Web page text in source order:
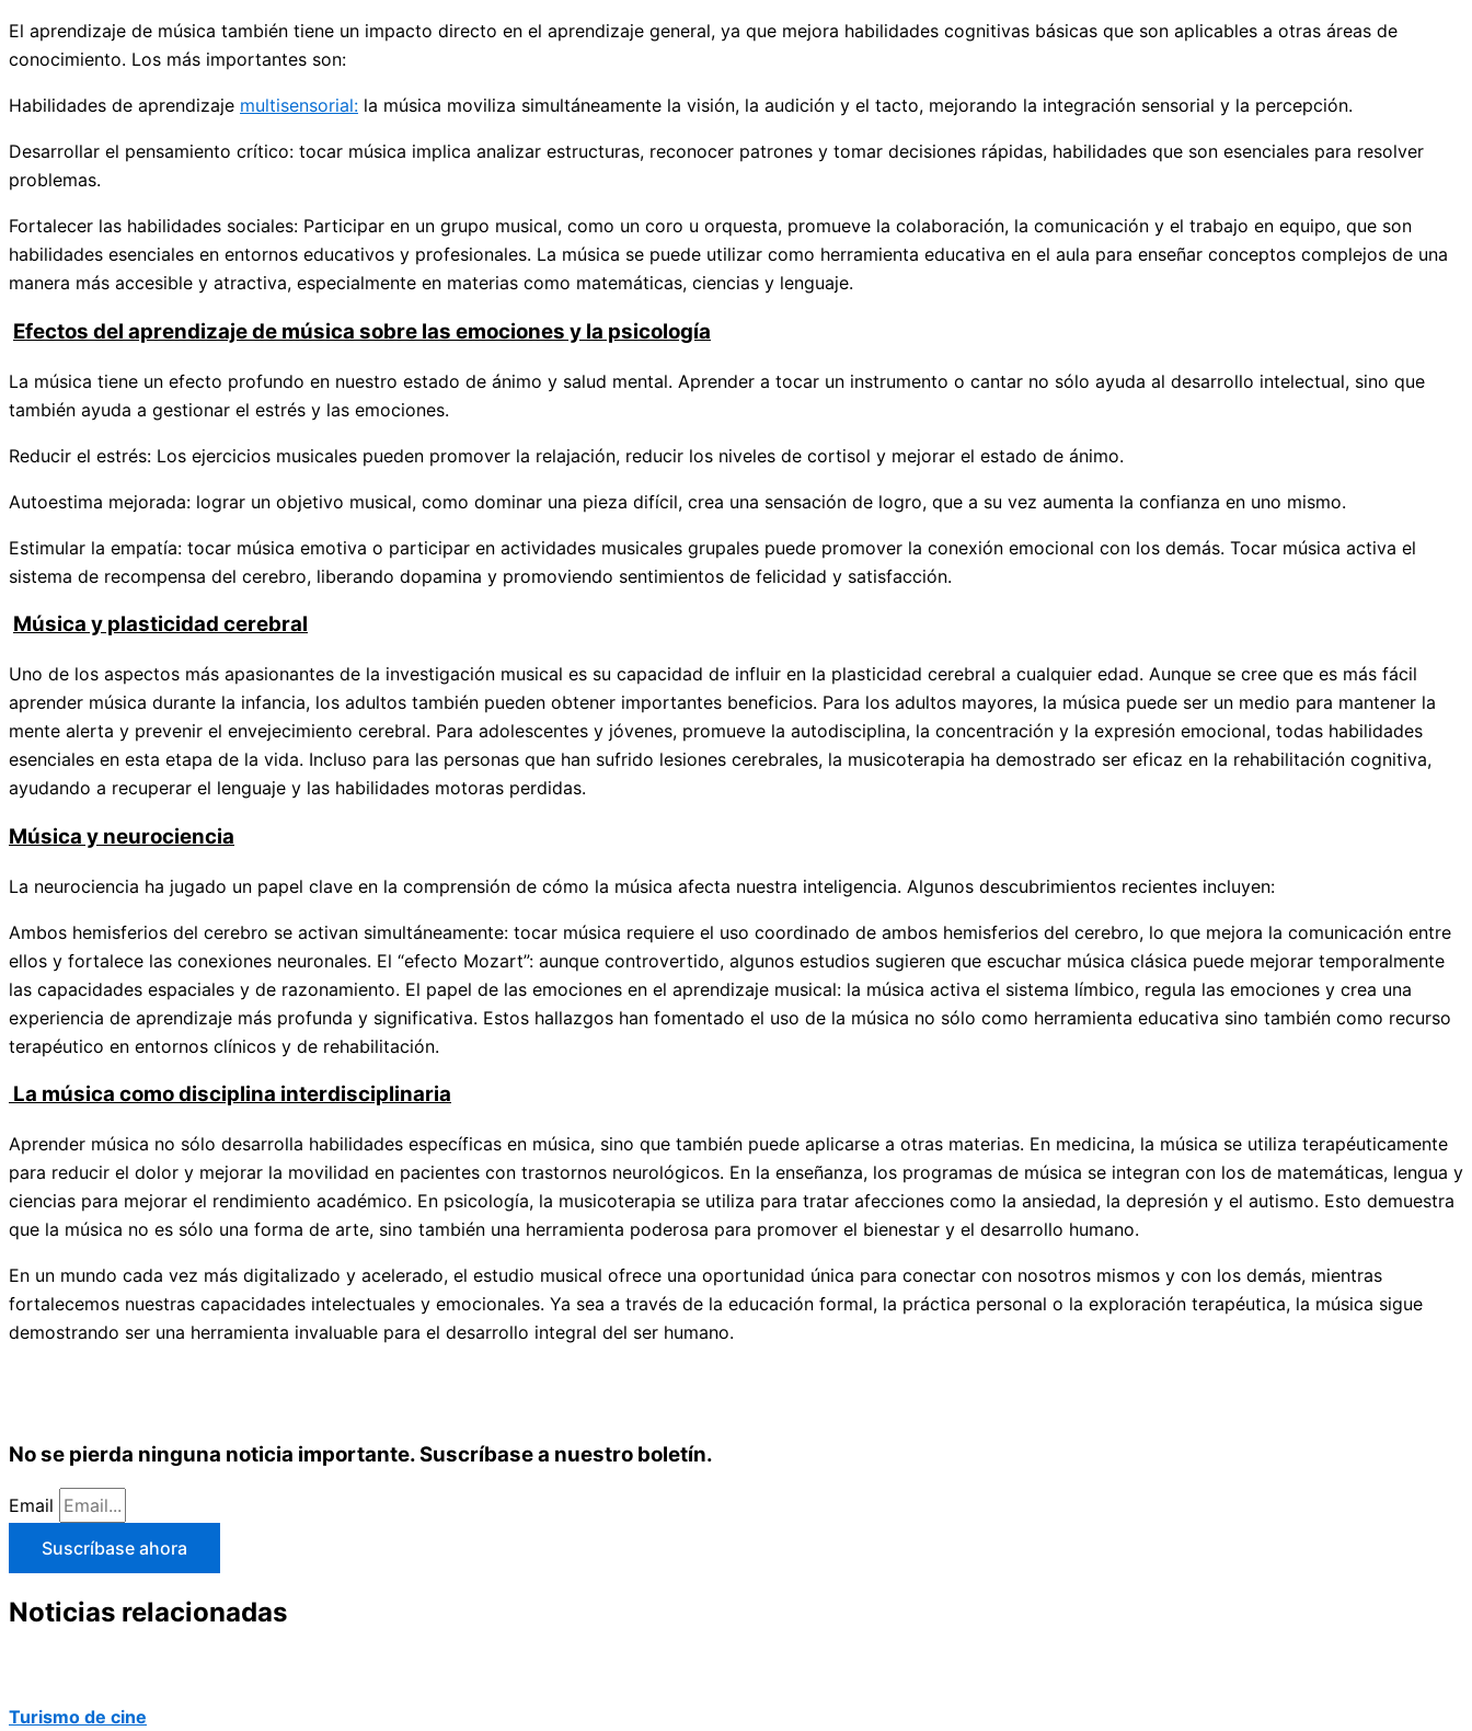
El aprendizaje de música también tiene un impacto directo en el aprendizaje general, ya que mejora habilidades cognitivas básicas que son aplicables a otras áreas de
conocimiento. Los más importantes son:
Habilidades de aprendizaje multisensorial: la música moviliza simultáneamente la visión, la audición y el tacto, mejorando la integración sensorial y la percepción.
Desarrollar el pensamiento crítico: tocar música implica analizar estructuras, reconocer patrones y tomar decisiones rápidas, habilidades que son esenciales para resolver
problemas.
Fortalecer las habilidades sociales: Participar en un grupo musical, como un coro u orquesta, promueve la colaboración, la comunicación y el trabajo en equipo, que son
habilidades esenciales en entornos educativos y profesionales. La música se puede utilizar como herramienta educativa en el aula para enseñar conceptos complejos de una
manera más accesible y atractiva, especialmente en materias como matemáticas, ciencias y lenguaje.
Efectos del aprendizaje de música sobre las emociones y la psicología
La música tiene un efecto profundo en nuestro estado de ánimo y salud mental. Aprender a tocar un instrumento o cantar no sólo ayuda al desarrollo intelectual, sino que
también ayuda a gestionar el estrés y las emociones.
Reducir el estrés: Los ejercicios musicales pueden promover la relajación, reducir los niveles de cortisol y mejorar el estado de ánimo.
Autoestima mejorada: lograr un objetivo musical, como dominar una pieza difícil, crea una sensación de logro, que a su vez aumenta la confianza en uno mismo.
Estimular la empatía: tocar música emotiva o participar en actividades musicales grupales puede promover la conexión emocional con los demás. Tocar música activa el
sistema de recompensa del cerebro, liberando dopamina y promoviendo sentimientos de felicidad y satisfacción.
Música y plasticidad cerebral
Uno de los aspectos más apasionantes de la investigación musical es su capacidad de influir en la plasticidad cerebral a cualquier edad. Aunque se cree que es más fácil
aprender música durante la infancia, los adultos también pueden obtener importantes beneficios. Para los adultos mayores, la música puede ser un medio para mantener la
mente alerta y prevenir el envejecimiento cerebral. Para adolescentes y jóvenes, promueve la autodisciplina, la concentración y la expresión emocional, todas habilidades
esenciales en esta etapa de la vida. Incluso para las personas que han sufrido lesiones cerebrales, la musicoterapia ha demostrado ser eficaz en la rehabilitación cognitiva,
ayudando a recuperar el lenguaje y las habilidades motoras perdidas.
Música y neurociencia
La neurociencia ha jugado un papel clave en la comprensión de cómo la música afecta nuestra inteligencia. Algunos descubrimientos recientes incluyen:
Ambos hemisferios del cerebro se activan simultáneamente: tocar música requiere el uso coordinado de ambos hemisferios del cerebro, lo que mejora la comunicación entre
ellos y fortalece las conexiones neuronales. El “efecto Mozart”: aunque controvertido, algunos estudios sugieren que escuchar música clásica puede mejorar temporalmente
las capacidades espaciales y de razonamiento. El papel de las emociones en el aprendizaje musical: la música activa el sistema límbico, regula las emociones y crea una
experiencia de aprendizaje más profunda y significativa. Estos hallazgos han fomentado el uso de la música no sólo como herramienta educativa sino también como recurso
terapéutico en entornos clínicos y de rehabilitación.
La música como disciplina interdisciplinaria
Aprender música no sólo desarrolla habilidades específicas en música, sino que también puede aplicarse a otras materias. En medicina, la música se utiliza terapéuticamente
para reducir el dolor y mejorar la movilidad en pacientes con trastornos neurológicos. En la enseñanza, los programas de música se integran con los de matemáticas, lengua y
ciencias para mejorar el rendimiento académico. En psicología, la musicoterapia se utiliza para tratar afecciones como la ansiedad, la depresión y el autismo. Esto demuestra
que la música no es sólo una forma de arte, sino también una herramienta poderosa para promover el bienestar y el desarrollo humano.
En un mundo cada vez más digitalizado y acelerado, el estudio musical ofrece una oportunidad única para conectar con nosotros mismos y con los demás, mientras
fortalecemos nuestras capacidades intelectuales y emocionales. Ya sea a través de la educación formal, la práctica personal o la exploración terapéutica, la música sigue
demostrando ser una herramienta invaluable para el desarrollo integral del ser humano.
No se pierda ninguna noticia importante. Suscríbase a nuestro boletín.
Email
Suscríbase ahora
Noticias relacionadas
Turismo de cine